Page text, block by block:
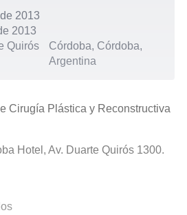
2013
2013
Quirós
Córdoba, Córdoba,
Argentina
Cirugía Plástica y Reconstructiva
Hotel, Av. Duarte Quirós 1300.